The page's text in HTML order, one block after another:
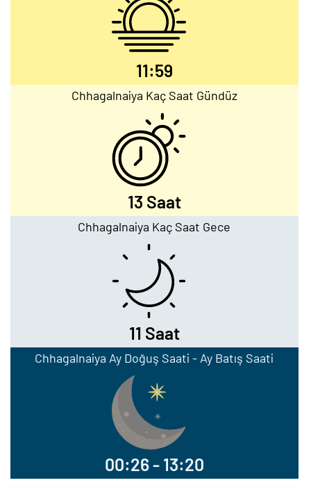
11:59
Chhagalnaiya Kaç Saat Gündüz
13 Saat
Chhagalnaiya Kaç Saat Gece
11 Saat
Chhagalnaiya Ay Doğuş Saati - Ay Batış Saati
00:26 - 13:20